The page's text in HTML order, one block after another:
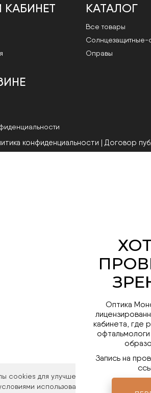
cookies для улучшения работы сайта.
использования файлов cookies.
КАТАЛОГ
Все товары
Cолнцезащитные-
Оправы
конфиденциальности | Договор
Оптика
кабинета, где
Запись на